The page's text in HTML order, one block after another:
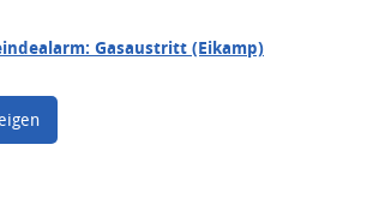
Gasaustritt (Eikamp)